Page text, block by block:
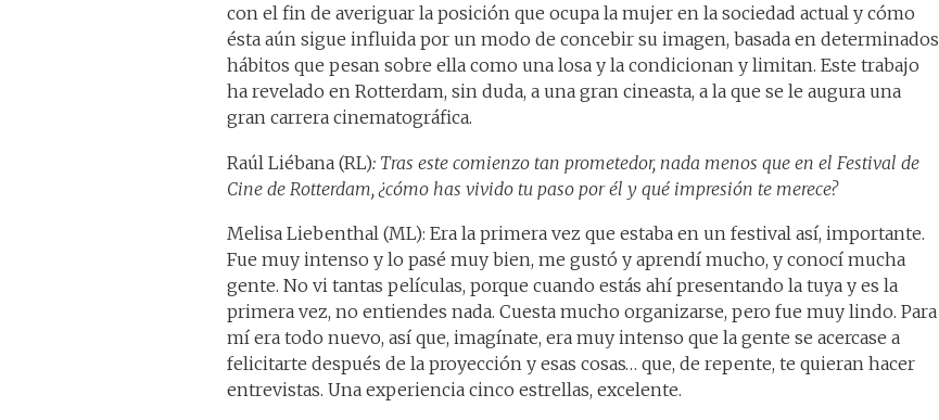
con el fin de averiguar la posición que ocupa la mujer en la sociedad actual y cómo
ésta aún sigue influida por un modo de concebir su imagen, basada en determinados
hábitos que pesan sobre ella como una losa y la condicionan y limitan. Este trabajo
ha revelado en Rotterdam, sin duda, a una gran cineasta, a la que se le augura una
gran carrera cinematográfica.
Raúl Liébana (RL): Tras este comienzo tan prometedor, nada menos que en el Festival de
Cine de Rotterdam, ¿cómo has vivido tu paso por él y qué impresión te merece?
Melisa Liebenthal (ML): Era la primera vez que estaba en un festival así, importante.
Fue muy intenso y lo pasé muy bien, me gustó y aprendí mucho, y conocí mucha
gente. No vi tantas películas, porque cuando estás ahí presentando la tuya y es la
primera vez, no entiendes nada. Cuesta mucho organizarse, pero fue muy lindo. Para
mí era todo nuevo, así que, imagínate, era muy intenso que la gente se acercase a
felicitarte después de la proyección y esas cosas… que, de repente, te quieran hacer
entrevistas. Una experiencia cinco estrellas, excelente.